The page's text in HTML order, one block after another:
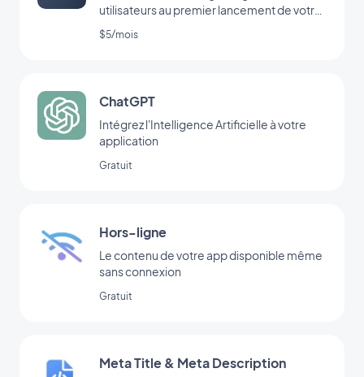
utilisateurs au premier lancement de votre
app
$5/mois
ChatGPT
Intégrez l'Intelligence Artificielle à votre
application
Gratuit
Hors-ligne
Le contenu de votre app disponible même
sans connexion
Gratuit
Meta Title & Meta Description